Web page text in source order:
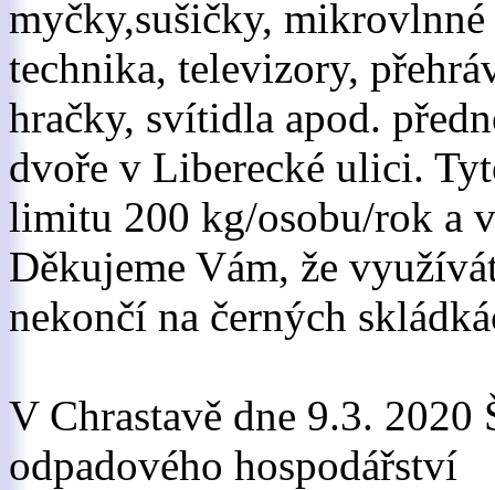
myčky,sušičky,
technika, televizory,
hračky, svítidla apod.
dvoře v Liberecké ulici.
limitu 200 kg/osobu/rok a
Děkujeme Vám, že
nekončí na černých
V Chrastavě dne 9.3. 2020
odpadového hospodářství